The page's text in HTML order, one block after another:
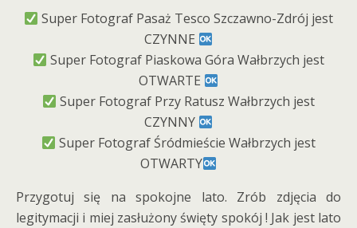
Super Fotograf Pasaż Tesco Szczawno-Zdrój jest
CZYNNE
Super Fotograf Piaskowa Góra Wałbrzych jest
OTWARTE
Super Fotograf Przy Ratusz Wałbrzych jest
CZYNNY
Super Fotograf Śródmieście Wałbrzych jest
OTWARTY
Przygotuj się na spokojne lato. Zrób zdjęcia do
legitymacji i miej zasłużony święty spokój ! Jak jest lato